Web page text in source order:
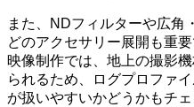
また、NDフィルターや広角
どのアクセサリー展開も重要
映像制作では、地上の撮影
られるため、ログプロファ
が扱いやすいかどうかもチ